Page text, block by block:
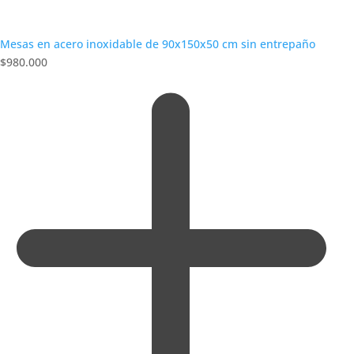
Mesas en acero inoxidable de 90x150x50 cm sin entrepaño
$980.000